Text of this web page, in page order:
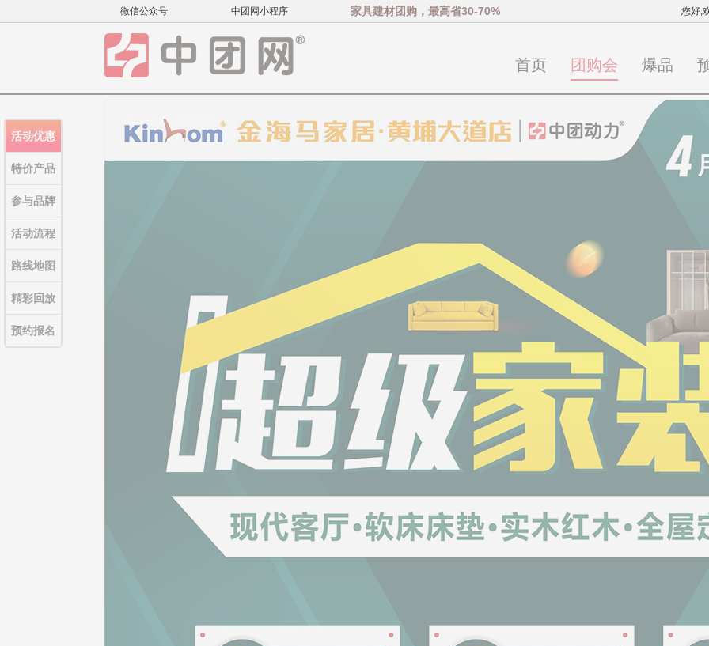
微信公众号 中团网小程序 家具建材团购，最高省30-70% 您好,
首页 团购会 爆品
活动优惠
特价产品
参与品牌
活动流程
路线地图
精彩回放
预约报名